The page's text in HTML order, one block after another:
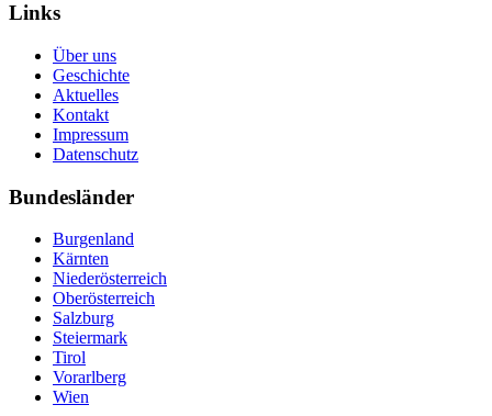
Links
Über uns
Geschichte
Aktuelles
Kontakt
Impressum
Datenschutz
Bundesländer
Burgenland
Kärnten
Niederösterreich
Oberösterreich
Salzburg
Steiermark
Tirol
Vorarlberg
Wien